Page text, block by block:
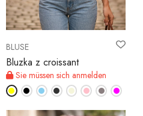
BLUSE
Bluzka z croissant
Sie müssen sich anmelden